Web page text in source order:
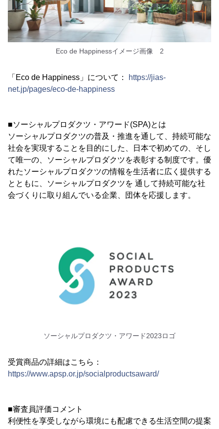
Eco de Happinessイメージ画像 2
「Eco de Happiness」について：
https://jias-
net.jp/pages/eco-de-happiness
■ソーシャルプロダクツ・アワード(SPA)とは
ソーシャルプロダクツの普及・推進を通して、持続可能な
社会を実現することを目的にした、日本で初めての、そし
て唯一の、ソーシャルプロダクツを表彰する制度です。優
れたソーシャルプロダクツの情報を生活者に広く提供する
とともに、ソーシャルプロダクツを 通して持続可能な社
会づくりに取り組んでいる企業、団体を応援します。
ソーシャルプロダクツ・アワード2023ロゴ
受賞商品の詳細はこちら：
https://www.apsp.or.jp/socialproductsaward/
■審査員評価コメント
利便性を享受しながら環境にも配慮できる生活空間の提案